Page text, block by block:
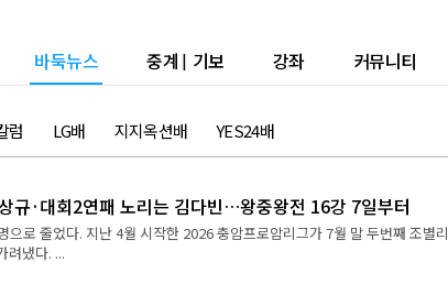
바둑뉴스 중계 | 기보 강좌 커뮤니티
럼 LG배 지지옥션배 YES24배
규·대회2연패 노리는 김다빈…왕중왕전 16강 7일부터
로 줄었다. 지난 4월 시작한 2026 충암프로암리그가 7월 말 두번째 조별리
려냈다. ...